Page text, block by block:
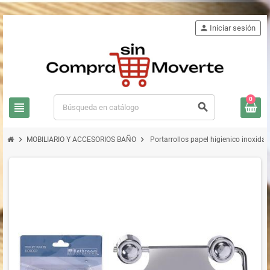
view_headline search
person Iniciar sesión
0
chevron_right MOBILIARIO Y ACCESORIOS BAÑO chevron_right Portarrollos papel higienico